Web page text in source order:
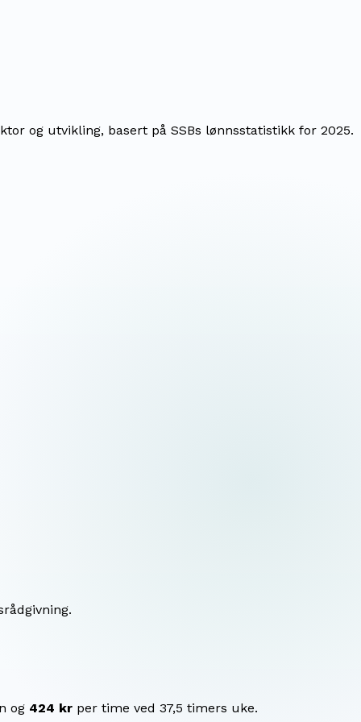
og utvikling, basert på SSBs lønnsstatistikk for 2025.
og 424 kr per time ved 37,5 timers uke.